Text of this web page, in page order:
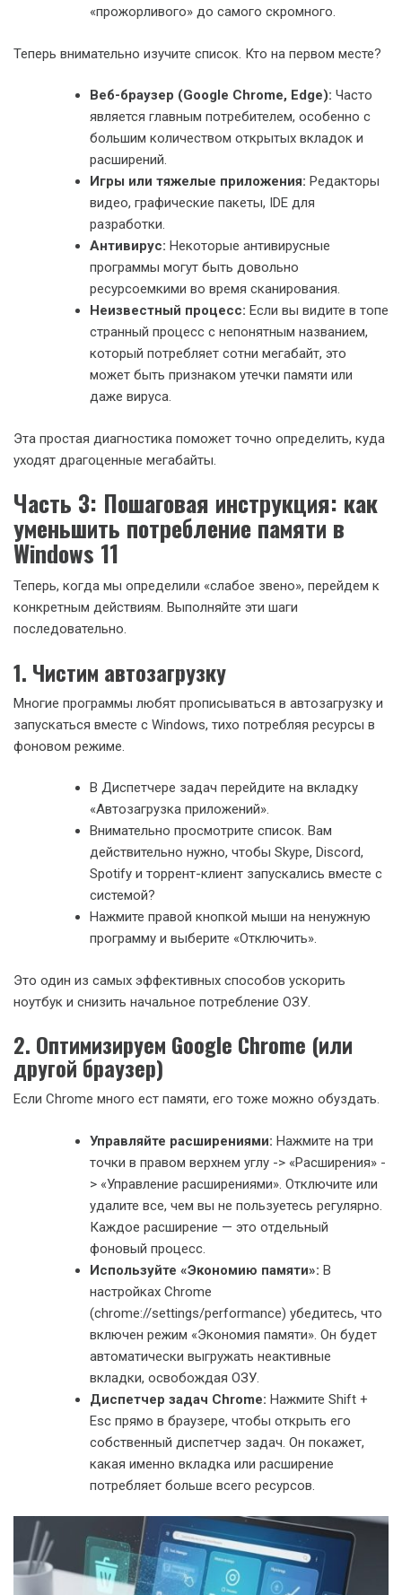
«прожорливого» до самого скромного.
Теперь внимательно изучите список. Кто на первом месте?
Веб-браузер (Google Chrome, Edge): Часто
является главным потребителем, особенно с
большим количеством открытых вкладок и
расширений.
Игры или тяжелые приложения: Редакторы
видео, графические пакеты, IDE для
разработки.
Антивирус: Некоторые антивирусные
программы могут быть довольно
ресурсоемкими во время сканирования.
Неизвестный процесс: Если вы видите в топе
странный процесс с непонятным названием,
который потребляет сотни мегабайт, это
может быть признаком утечки памяти или
даже вируса.
Эта простая диагностика поможет точно определить, куда
уходят драгоценные мегабайты.
Часть 3: Пошаговая инструкция: как
уменьшить потребление памяти в
Windows 11
Теперь, когда мы определили «слабое звено», перейдем к
конкретным действиям. Выполняйте эти шаги
последовательно.
1. Чистим автозагрузку
Многие программы любят прописываться в автозагрузку и
запускаться вместе с Windows, тихо потребляя ресурсы в
фоновом режиме.
В Диспетчере задач перейдите на вкладку
«Автозагрузка приложений».
Внимательно просмотрите список. Вам
действительно нужно, чтобы Skype, Discord,
Spotify и торрент-клиент запускались вместе с
системой?
Нажмите правой кнопкой мыши на ненужную
программу и выберите «Отключить».
Это один из самых эффективных способов ускорить
ноутбук и снизить начальное потребление ОЗУ.
2. Оптимизируем Google Chrome (или
другой браузер)
Если Chrome много ест памяти, его тоже можно обуздать.
Управляйте расширениями: Нажмите на три
точки в правом верхнем углу -> «Расширения» -
> «Управление расширениями». Отключите или
удалите все, чем вы не пользуетесь регулярно.
Каждое расширение — это отдельный
фоновый процесс.
Используйте «Экономию памяти»: В
настройках Chrome
(chrome://settings/performance) убедитесь, что
включен режим «Экономия памяти». Он будет
автоматически выгружать неактивные
вкладки, освобождая ОЗУ.
Диспетчер задач Chrome: Нажмите Shift +
Esc прямо в браузере, чтобы открыть его
собственный диспетчер задач. Он покажет,
какая именно вкладка или расширение
потребляет больше всего ресурсов.